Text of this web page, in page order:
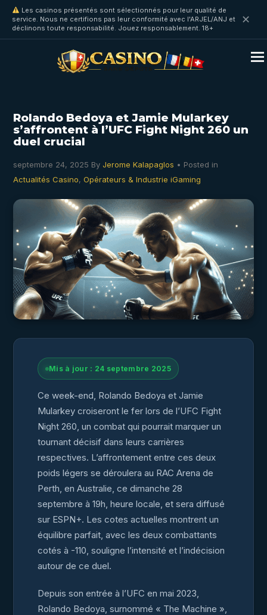
Les casinos présentés sont sélectionnés pour leur qualité de
service. Nous ne certifions pas leur conformité avec l'ARJEL/ANJ et
déclinons toute responsabilité. Jouez responsablement. 18+
✕
Rolando Bedoya et Jamie Mularkey
s’affrontent à l’UFC Fight Night 260 un
duel crucial
septembre 24, 2025 By Jerome Kalapaglos • Posted in
Actualités Casino, Opérateurs & Industrie iGaming
Mis à jour : 24 septembre 2025
Ce week-end, Rolando Bedoya et Jamie
Mularkey croiseront le fer lors de l’UFC Fight
Night 260, un combat qui pourrait marquer un
tournant décisif dans leurs carrières
respectives. L’affrontement entre ces deux
poids légers se déroulera au RAC Arena de
Perth, en Australie, ce dimanche 28
septembre à 19h, heure locale, et sera diffusé
sur ESPN+. Les cotes actuelles montrent un
équilibre parfait, avec les deux combattants
cotés à -110, souligne l’intensité et l’indécision
autour de ce duel.
Depuis son entrée à l’UFC en mai 2023,
Rolando Bedoya, surnommé « The Machine »,